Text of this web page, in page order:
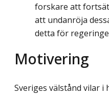
forskare att
att undanröja
detta för
Motivering
Sveriges välstånd vilar